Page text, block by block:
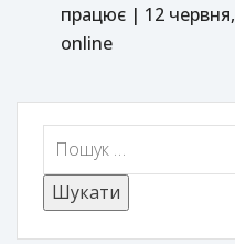
працює | 12 червня,
online